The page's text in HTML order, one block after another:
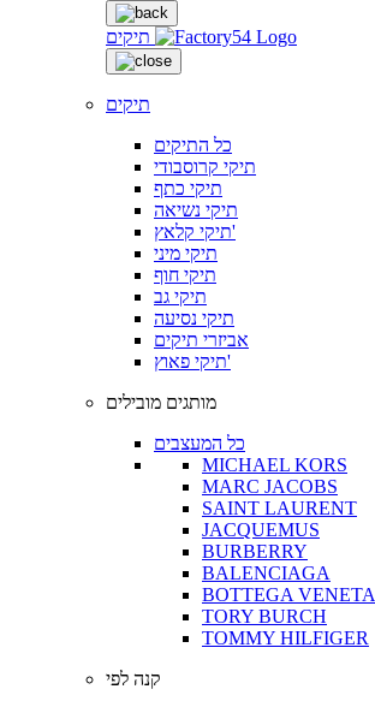
תיקים
תיקים
כל התיקים
תיקי קרוסבודי
תיקי כתף
תיקי נשיאה
תיקי קלאץ'
תיקי מיני
תיקי חוף
תיקי גב
תיקי נסיעה
אביזרי תיקים
תיקי פאוץ'
מותגים מובילים
כל המעצבים
MICHAEL KORS
MARC JACOBS
SAINT LAURENT
JACQUEMUS
BURBERRY
BALENCIAGA
BOTTEGA VENETA
TORY BURCH
TOMMY HILFIGER
קנה לפי